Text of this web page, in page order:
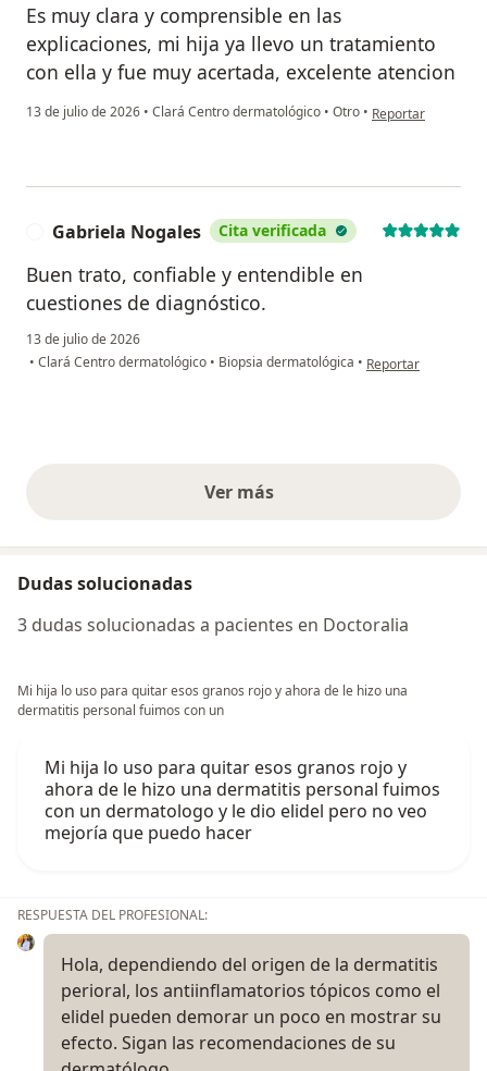
Es muy clara y comprensible en las
explicaciones, mi hija ya llevo un tratamiento
con ella y fue muy acertada, excelente atencion
13 de julio de 2026 • Clará Centro dermatológico • Otro • en opinión del
Reportar
Gabriela Nogales Cita verificada
Buen trato, confiable y entendible en
cuestiones de diagnóstico.
13 de julio de 2026
• Clará Centro dermatológico • Biopsia dermatológica • en opinión del
Reportar
Ver másopiniones anteriores
Dudas solucionadas
3 dudas solucionadas a pacientes en Doctoralia
Mi hija lo uso para quitar esos granos rojo y ahora de le hizo una
dermatitis personal fuimos con un
Mi hija lo uso para quitar esos granos rojo y
ahora de le hizo una dermatitis personal fuimos
con un dermatologo y le dio elidel pero no veo
mejoría que puedo hacer
RESPUESTA DEL PROFESIONAL:
Hola, dependiendo del origen de la dermatitis
perioral, los antiinflamatorios tópicos como el
elidel pueden demorar un poco en mostrar su
efecto. Sigan las recomendaciones de su